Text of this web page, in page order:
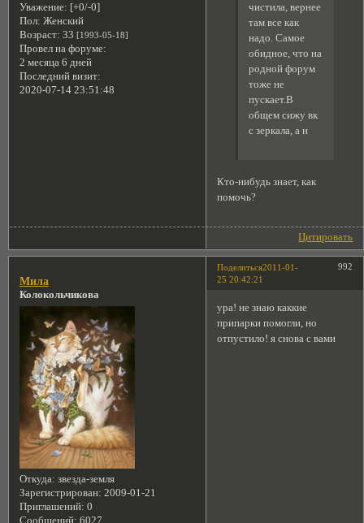
Уважение: [+0/-0]
Пол: Женский
Возраст: 33 [1993-05-18]
Провел на форуме:
2 месяца 6 дней
Последний визит:
2020-07-14 23:51:48
чистила, вернее
там все как
надо. Самое
обидное, что на
родной форум
тоже не
пускает.В
общем сижу вк
с зеркала, а н
Кто-нибудь знает, как
помочь?
Цитировать
Поделиться 992
2011-01-
25 20:42:21
Мила
Колокольчикова
Откуда: звезда-земля
Зарегистрирован: 2009-01-21
Приглашений: 0
ура! не знаю каккие
припарки помогли, но
отпустило! я снова с вами